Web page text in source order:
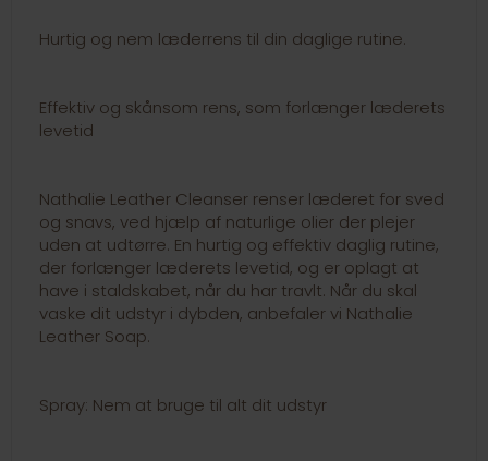
Hurtig og nem læderrens til din daglige rutine.
Effektiv og skånsom rens, som forlænger læderets
levetid
Nathalie Leather Cleanser renser læderet for sved
og snavs, ved hjælp af naturlige olier der plejer
uden at udtørre. En hurtig og effektiv daglig rutine,
der forlænger læderets levetid, og er oplagt at
have i staldskabet, når du har travlt. Når du skal
vaske dit udstyr i dybden, anbefaler vi Nathalie
Leather Soap.
Spray: Nem at bruge til alt dit udstyr